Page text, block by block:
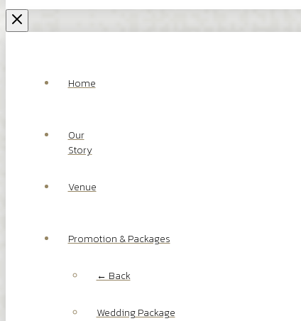
Home
Our
Story
Venue
Promotion & Packages
← Back
Wedding Package